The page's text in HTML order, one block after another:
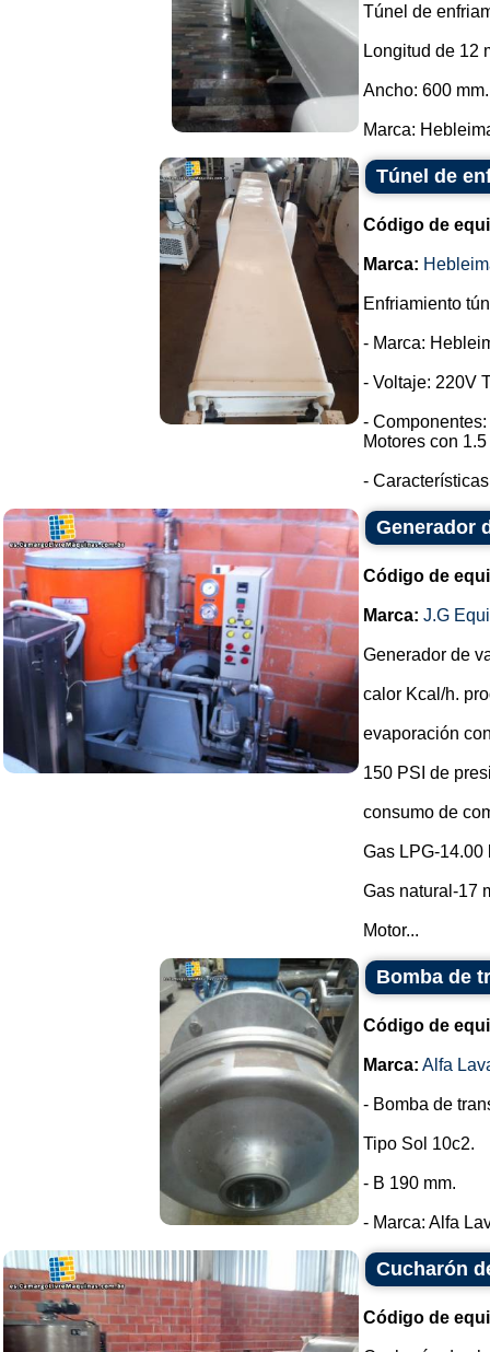
Túnel de
Longitud de 12
Ancho: 600 mm.
Marca:
Túnel de
Código de
Marca:
Enfriamiento
- Marca:
- Voltaje: 220V
-
Motores con
-
Generador
Código de
Marca: J.G
Generador de
calor Kcal/h.
evaporación
150 PSI de
consumo de
Gas LPG-14.00
Gas natural-17
Motor...
Bomba de
Código de
Marca: Alfa
- Bomba de
Tipo Sol 10c2.
- B 190 mm.
- Marca: Alfa
Cucharón
Código de